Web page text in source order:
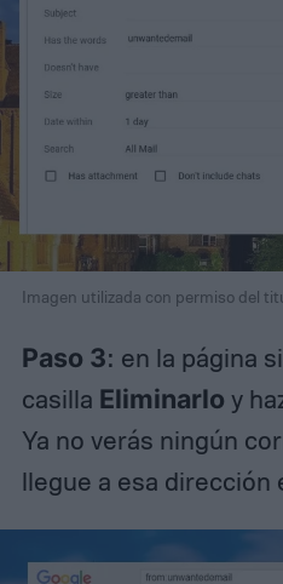
Imagen utilizada con permiso del
Paso 3: en la página
casilla Eliminarlo y
Ya no verás ningún
llegue a esa dirección